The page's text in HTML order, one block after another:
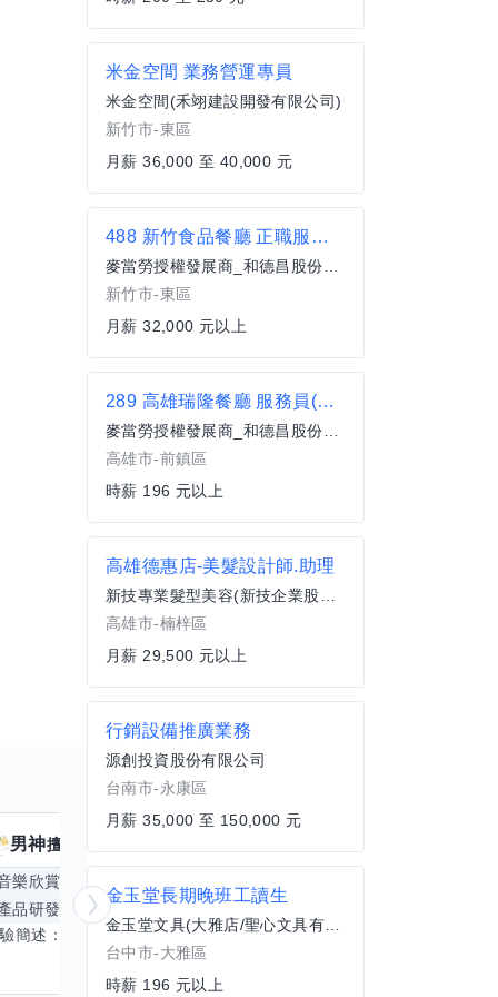
男神擅長
樂欣賞 顧問服務
品研發
跨部門協作
更多
經驗簡述： 1.創業主導&新創合夥 2.B2C產品開發運營一條龍 3.AI應用開發與量化研究新創 標籤話題都可以聊，開放交流 找尋共同創業機會，亦歡迎新創收編
米金空間 業務營運專員
米金空間(禾翊建設開發有限公司)
新竹市-東區
月薪 36,000 至 40,000 元
488 新竹食品餐廳 正職服務員(全職)
麥當勞授權發展商_和德昌股份有限公司
新竹市-東區
月薪 32,000 元以上
289 高雄瑞隆餐廳 服務員(兼職)
麥當勞授權發展商_和德昌股份有限公司
高雄市-前鎮區
時薪 196 元以上
高雄德惠店-美髮設計師.助理
新技專業髮型美容(新技企業股份有限公司)
高雄市-楠梓區
月薪 29,500 元以上
行銷設備推廣業務
源創投資股份有限公司
台南市-永康區
月薪 35,000 至 150,000 元
金玉堂長期晚班工讀生
金玉堂文具(大雅店/聖心文具有限公司)
台中市-大雅區
時薪 196 元以上